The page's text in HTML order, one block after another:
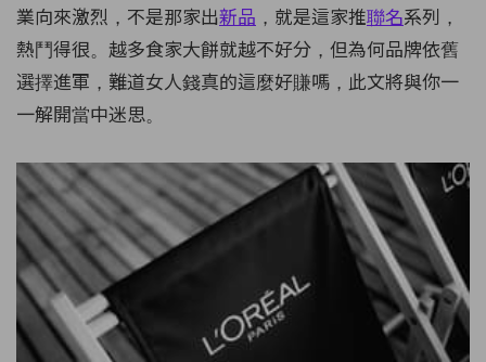
業向來激烈，不是那家出新品 ，就是這家推聯名系列，
熱鬥得很。越多食家大餅就越不好分，但為何品牌依舊
選擇進軍，難道女人錢真的這麼好賺嗎，此文將與你一
一解開當中迷思。